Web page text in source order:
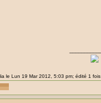
le Lun 19 Mar 2012, 5:03 pm; édité 1 fois